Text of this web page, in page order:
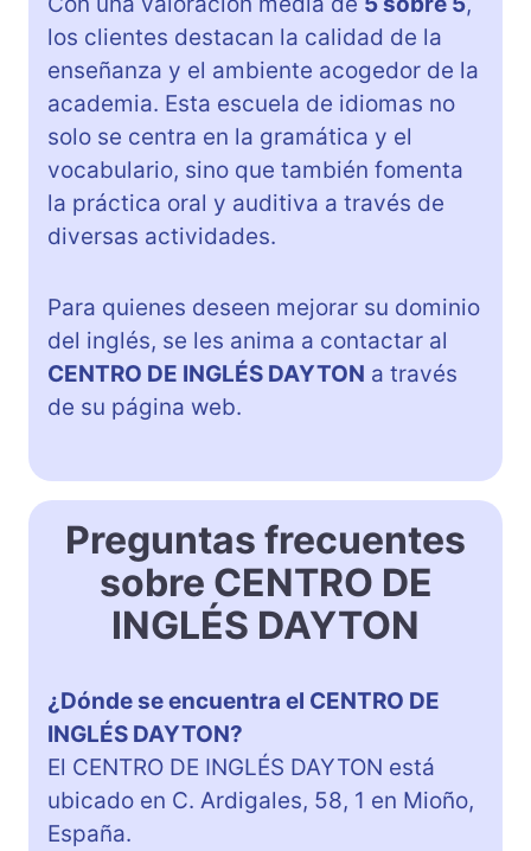
los clientes destacan la calidad de la
enseñanza y el ambiente acogedor de la
academia. Esta escuela de idiomas no
solo se centra en la gramática y el
vocabulario, sino que también fomenta
la práctica oral y auditiva a través de
diversas actividades.
Para quienes deseen mejorar su dominio
del inglés, se les anima a contactar al
CENTRO DE INGLÉS DAYTON a través
de su página web.
Preguntas frecuentes
sobre CENTRO DE
INGLÉS DAYTON
¿Dónde se encuentra el CENTRO DE
INGLÉS DAYTON?
El CENTRO DE INGLÉS DAYTON está
ubicado en C. Ardigales, 58, 1 en Mioño,
España.